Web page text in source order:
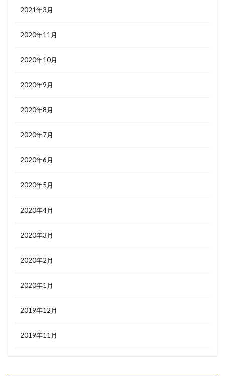
2021年3月
2020年11月
2020年10月
2020年9月
2020年8月
2020年7月
2020年6月
2020年5月
2020年4月
2020年3月
2020年2月
2020年1月
2019年12月
2019年11月